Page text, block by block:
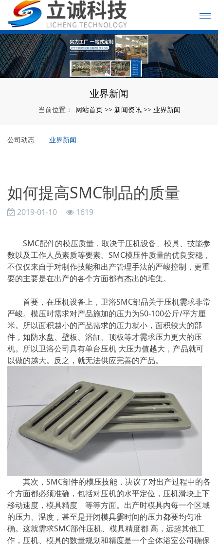
业界新闻
当前位置： 网站首页 >> 新闻资讯 >> 业界新闻
公司动态 业界新闻
如何提高SMC制品的质量
2019-01-10 1619
SMC配件的模压质量，取决于压机设备、模具、技能参
数以及工作人员素质等要素。SMC模压件质量的优良安稳，
不仅仅来自于对制作技能和出产管理手法的严峻控制，更重
要的主要是在出产的各个方面都有杰出的堆集。
首要，在压机设备上，卫浴SMC部品关于压机需求非常
严峻。模压时需求对产品施加的压力为50-100公斤/平方厘
米。所以面积越小的产品需求的压力就小，面积较大的部
件，如防水盘、壁板、浴缸、顶板等才需求压力更大的压
机。所以卫浴公司具有单台压机 大压力值越大，产品就可
以做的越大。反之，就无法供应完善的产品。
其次，SMC部件的模压技能，决议了对出产过程中的各
个方面都必须准确，包括对压机的水平定位，压机滑块上下
移动速度，模具精度 等等方面。出产时模具内每一个区域
的压力、温度，甚至是开闭模具霎时间的压力都要均匀准
确。这就需求SMC部件压机、模具精度都 高，远超其他工
作，压机、模具的数量规划和精度是一个全体浴室公司确保